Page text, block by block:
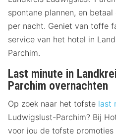
spontane plannen, en
per nacht. Geniet van toffe
service van het hotel in
Parchim.
Last minute in
Parchim overnachten
Op zoek naar het tofste last
Ludwigslust-Parchim? Bij
voor jou de tofste